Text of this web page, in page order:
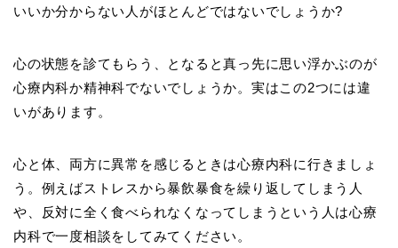
いいか分からない人がほとんどではないでしょうか?
心の状態を診てもらう、となると真っ先に思い浮かぶのが
心療内科か精神科でないでしょうか。実はこの2つには違
いがあります。
心と体、両方に異常を感じるときは心療内科に行きましょ
う。例えばストレスから暴飲暴食を繰り返してしまう人
や、反対に全く食べられなくなってしまうという人は心療
内科で一度相談をしてみてください。